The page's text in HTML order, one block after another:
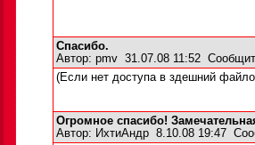
Спасибо.
Автор: pmv 31.07.08 11:52
(Если нет доступа в здешний
Огромное спасибо!
Автор: ИхтиАндр 8.10.08 19:47